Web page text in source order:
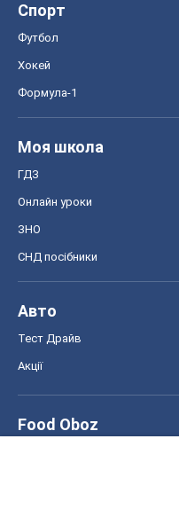
Спорт
Футбол
Хокей
Формула-1
Моя школа
ГДЗ
Онлайн уроки
ЗНО
СНД посібники
Авто
Тест Драйв
Акції
Food Oboz